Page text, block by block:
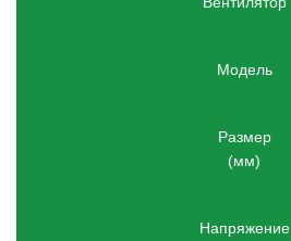
Модель
Размер
(мм)
Напряжение